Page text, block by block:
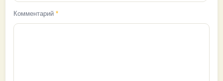
Комментарий *